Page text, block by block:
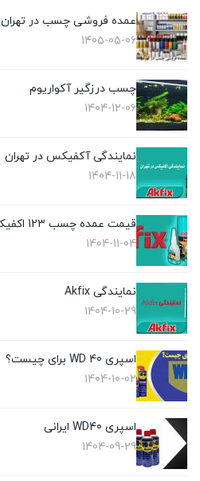
عمده فروشی چسب در تهران
1405-05-06
چسب درزگیر آکواریوم
1404-12-06
نمایندگی آکفیکس در تهران
1404-11-18
قیمت عمده چسب 123 اکفیکس
1404-11-04
نمایندگی Akfix
1404-10-29
اسپری WD 40 برای چیست؟
1404-10-02
اسپری WD40 ایرانی
1404-09-29